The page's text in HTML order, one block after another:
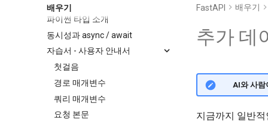
배우기
파이썬 타입 소개
동시성과 async / await
자습서 - 사용자 안내서
첫걸음
경로 매개변수
쿼리 매개변수
요청 본문
FastAPI 배우기
추가 데
🌐 AI와 사
지금까지 일반